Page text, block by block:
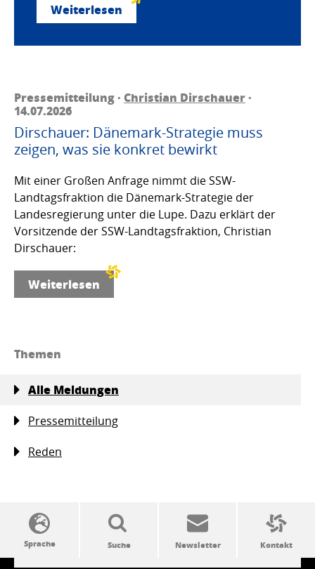
Weiterlesen
Pressemitteilung · Christian Dirschauer·
14.07.2026
Dirschauer: Dänemark-Strategie muss
zeigen, was sie konkret bewirkt
Mit einer Großen Anfrage nimmt die SSW-
Landtagsfraktion die Dänemark-Strategie der
Landesregierung unter die Lupe. Dazu erklärt der
Vorsitzende der SSW-Landtagsfraktion, Christian
Dirschauer:
Weiterlesen
Themen
Alle Meldungen
Pressemitteilung
Reden
SSW-Politik von A bis Z